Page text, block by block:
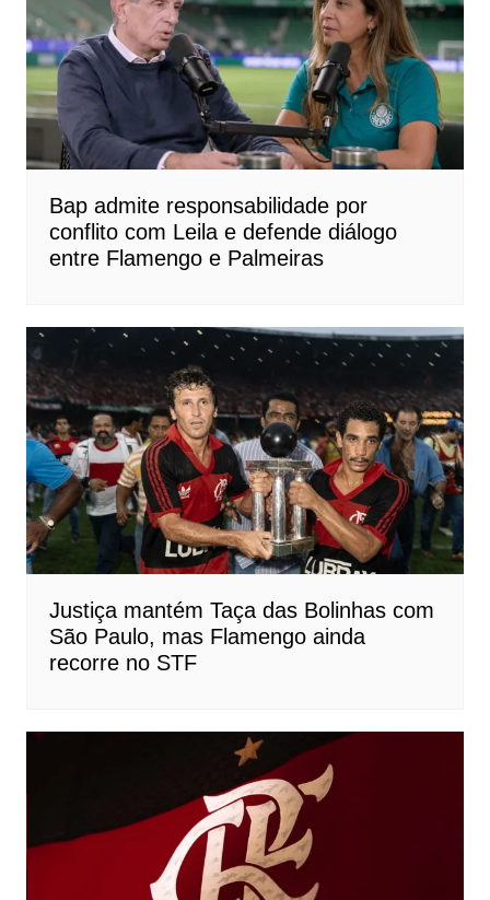
Bap admite responsabilidade por
conflito com Leila e defende diálogo
entre Flamengo e Palmeiras
Justiça mantém Taça das Bolinhas com
São Paulo, mas Flamengo ainda
recorre no STF